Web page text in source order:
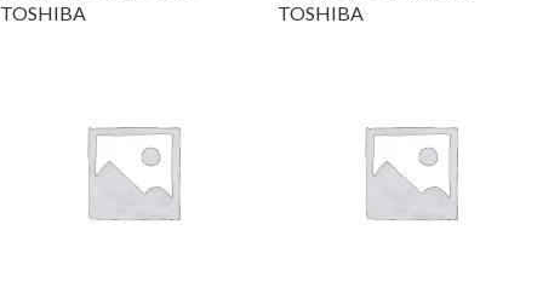
TOSHIBA
TOSHIBA